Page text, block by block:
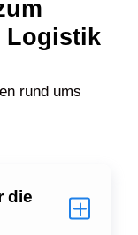
Logistik
rund ums
die